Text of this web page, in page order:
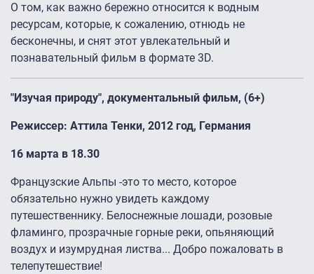
О том, как важно бережно относится к водным
ресурсам, которые, к сожалению, отнюдь не
бесконечны, и снят этот увлекательный и
познавательный фильм в формате 3D.
"Изучая природу", документальный фильм, (6+)
Режиссер: Аттила Тенки, 2012 год, Германия
16 марта в 18.30
Французские Альпы -это то место, которое
обязательно нужно увидеть каждому
путешественнику. Белоснежные лошади, розовые
фламинго, прозрачные горные реки, опьяняющий
воздух и изумрудная листва... Добро пожаловать в
телепутешествие!